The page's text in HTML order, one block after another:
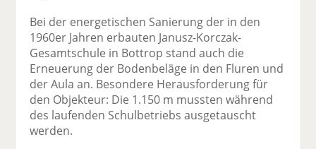
Bei der energetischen Sanierung der in den
1960er Jahren erbauten Janusz-Korczak-
Gesamtschule in Bottrop stand auch die
Erneuerung der Bodenbeläge in den Fluren und
der Aula an. Besondere Herausforderung für
den Objekteur: Die 1.150 m mussten während
des laufenden Schulbetriebs ausgetauscht
werden.